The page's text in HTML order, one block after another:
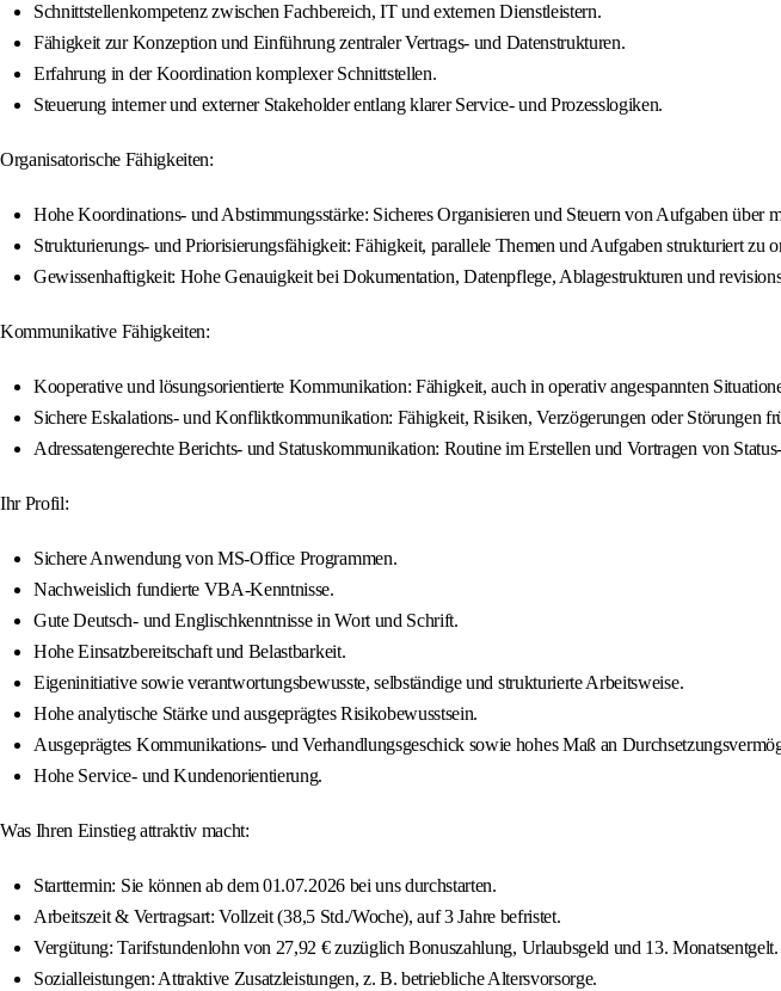
Schnittstellenkompetenz zwischen Fachbereich, IT und externen Dienstleistern.
Fähigkeit zur Konzeption und Einführung zentraler Vertrags‑ und Datenstrukturen.
Erfahrung in der Koordination komplexer Schnittstellen.
Steuerung interner und externer Stakeholder entlang klarer Service‑ und Prozesslogiken.
Organisatorische Fähigkeiten:
Hohe Koordinations‑ und Abstimmungsstärke: Sicheres Organisieren und Steuern von Aufgaben über
Strukturierungs‑ und Priorisierungsfähigkeit: Fähigkeit, parallele Themen und Aufgaben strukturiert zu
Gewissenhaftigkeit: Hohe Genauigkeit bei Dokumentation, Datenpflege, Ablagestrukturen und
Kommunikative Fähigkeiten:
Kooperative und lösungsorientierte Kommunikation: Fähigkeit, auch in operativ angespannten
Sichere Eskalations‑ und Konfliktkommunikation: Fähigkeit, Risiken, Verzögerungen oder Störungen
Adressatengerechte Berichts‑ und Statuskommunikation: Routine im Erstellen und Vortragen von
Ihr Profil:
Sichere Anwendung von MS-Office Programmen.
Nachweislich fundierte VBA-Kenntnisse.
Gute Deutsch- und Englischkenntnisse in Wort und Schrift.
Hohe Einsatzbereitschaft und Belastbarkeit.
Eigeninitiative sowie verantwortungsbewusste, selbständige und strukturierte Arbeitsweise.
Hohe analytische Stärke und ausgeprägtes Risikobewusstsein.
Ausgeprägtes Kommunikations- und Verhandlungsgeschick sowie hohes Maß an
Hohe Service- und Kundenorientierung.
Was Ihren Einstieg attraktiv macht:
Starttermin: Sie können ab dem 01.07.2026 bei uns durchstarten.
Arbeitszeit & Vertragsart: Vollzeit (38,5 Std./Woche), auf 3 Jahre befristet.
Vergütung: Tarifstundenlohn von 27,92 € zuzüglich Bonuszahlung, Urlaubsgeld und 13. Monatsentgelt.
Sozialleistungen: Attraktive Zusatzleistungen, z. B. betriebliche Altersvorsorge.